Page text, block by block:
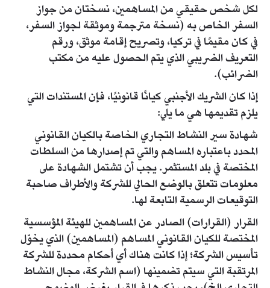
لكل شخص حقيقي من المساهمين، نسختان من جواز
السفر الخاص به (نسخة مترجمة وموثقة لجواز السفر،
في كان مقيمًا في تركيا، وتصريح إقامة موثق، ورقم
التعريف الضريبي الذي يتم الحصول عليه من مكتب
الضرائب).
إذا كان الشريك الأجنبي كيانًا قانونيًا، فإن المستندات التي
يلزم تقديمها هي ما يلي:
شهادة سير النشاط التجاري الخاصة بالكيان القانوني
المحدد باعتباره المساهم والتي تم إصدارها من السلطات
المختصة في بلد المستثمر. يجب أن تشتمل الشهادة على
معلومات تتعلق بالوضع الحالي للشركة والأطراف صاحبة
التوقيعات الرسمية التابعة لها.
القرار (القرارات) الصادر عن المساهمين للهيئة المؤسسية
المختصة للكيان القانوني المساهم (المساهمين) الذي يخوّل
تأسيس الشركة؛ إذا كانت هناك أي أحكام محددة للشركة
المرتقبة التي سيتم تضمينها (اسم الشركة، مجال النشاط